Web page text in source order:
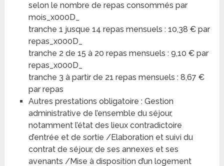
selon le nombre de repas consommés par
mois_x000D_
tranche 1 jusque 14 repas mensuels : 10,38 € par
repas_x000D_
tranche 2 de 15 à 20 repas mensuels : 9,10 € par
repas_x000D_
tranche 3 à partir de 21 repas mensuels : 8,67 €
par repas
Autres prestations obligatoire : Gestion
administrative de l’ensemble du séjour,
notamment l’état des lieux contradictoire
d’entrée et de sortie /Elaboration et suivi du
contrat de séjour, de ses annexes et ses
avenants /Mise à disposition d’un logement